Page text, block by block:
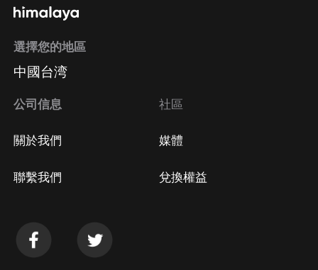
選擇您的地區
中國台湾
公司信息
關於我們
聯繫我們
社區
媒體
兌換權益